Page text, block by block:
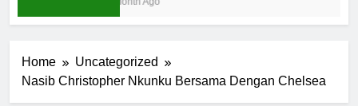
Home
Uncategorized
Nasib Christopher Nkunku Bersama Dengan Chelsea